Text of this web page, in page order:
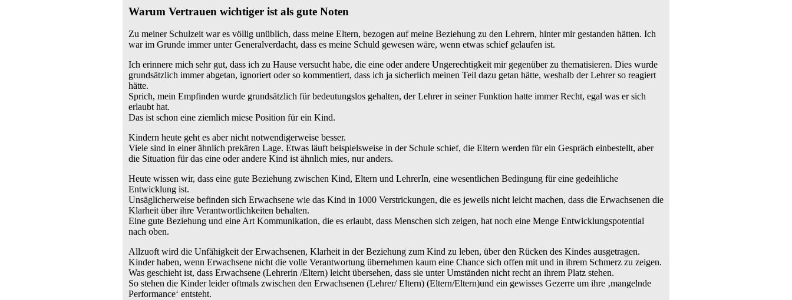
Warum Vertrauen wichtiger ist als gute Noten
Zu meiner Schulzeit war es völlig unüblich, dass meine Eltern, bezogen auf meine Beziehung zu den Lehrern, hinter mir gestanden hätten. Ich
war im Grunde immer unter Generalverdacht, dass es meine Schuld gewesen wäre, wenn etwas schief gelaufen ist.
Ich erinnere mich sehr gut, dass ich zu Hause versucht habe, die eine oder andere Ungerechtigkeit mir gegenüber zu thematisieren. Dies wurde
grundsätzlich immer abgetan, ignoriert oder so kommentiert, dass ich ja sicherlich meinen Teil dazu getan hätte, weshalb der Lehrer so reagiert
hätte.
Sprich, mein Empfinden wurde grundsätzlich für bedeutungslos gehalten, der Lehrer in seiner Funktion hatte immer Recht, egal was er sich
erlaubt hat.
Das ist schon eine ziemlich miese Position für ein Kind.
Kindern heute geht es aber nicht notwendigerweise besser.
Viele sind in einer ähnlich prekären Lage. Etwas läuft beispielsweise in der Schule schief, die Eltern werden für ein Gespräch einbestellt, aber
die Situation für das eine oder andere Kind ist ähnlich mies, nur anders.
Heute wissen wir, dass eine gute Beziehung zwischen Kind, Eltern und LehrerIn, eine wesentlichen Bedingung für eine gedeihliche
Entwicklung ist.
Unsäglicherweise befinden sich Erwachsene wie das Kind in 1000 Verstrickungen, die es jeweils nicht leicht machen, dass die Erwachsenen die
Klarheit über ihre Verantwortlichkeiten behalten.
Eine gute Beziehung und eine Art Kommunikation, die es erlaubt, dass Menschen sich zeigen, hat noch eine Menge Entwicklungspotential
nach oben.
Allzuoft wird die Unfähigkeit der Erwachsenen, Klarheit in der Beziehung zum Kind zu leben, über den Rücken des Kindes ausgetragen.
Kinder haben, wenn Erwachsene nicht die volle Verantwortung übernehmen kaum eine Chance sich offen mit und in ihrem Schmerz zu zeigen.
Was geschieht ist, dass Erwachsene (Lehrerin /Eltern) leicht übersehen, dass sie unter Umständen nicht recht an ihrem Platz stehen.
So stehen die Kinder leider oftmals zwischen den Erwachsenen (Lehrer/ Eltern) (Eltern/Eltern)und ein gewisses Gezerre um ihre ‚mangelnde
Performance‘ entsteht.